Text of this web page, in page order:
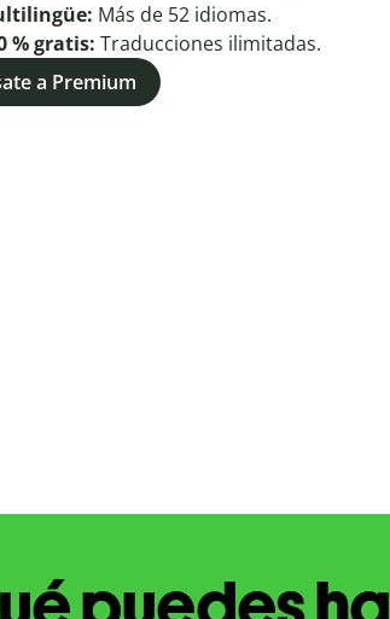
Más de 52 idiomas.
% gratis: Traducciones ilimitadas.
a Premium